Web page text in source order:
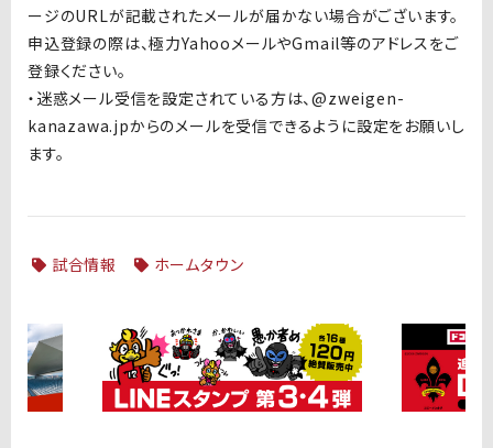
ージのURLが記載されたメールが届かない場合がございます。
申込登録の際は、極力YahooメールやGmail等のアドレスをご
登録ください。
・迷惑メール受信を設定されている方は、@zweigen-
kanazawa.jpからのメールを受信できるように設定をお願いし
ます。
試合情報 ホームタウン